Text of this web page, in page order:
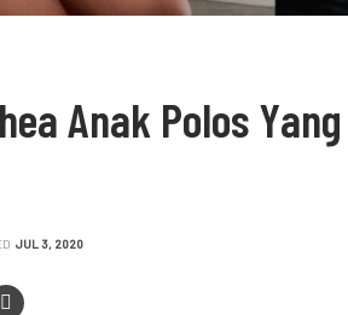
Anak Polos Yang
JUL 3, 2020